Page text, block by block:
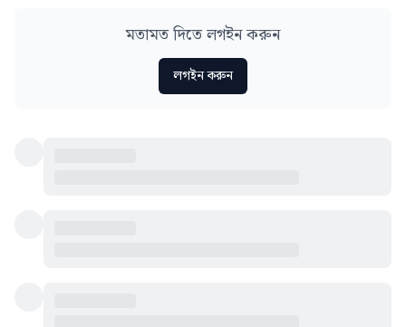
মতামত দিতে লগইন করুন
লগইন করুন